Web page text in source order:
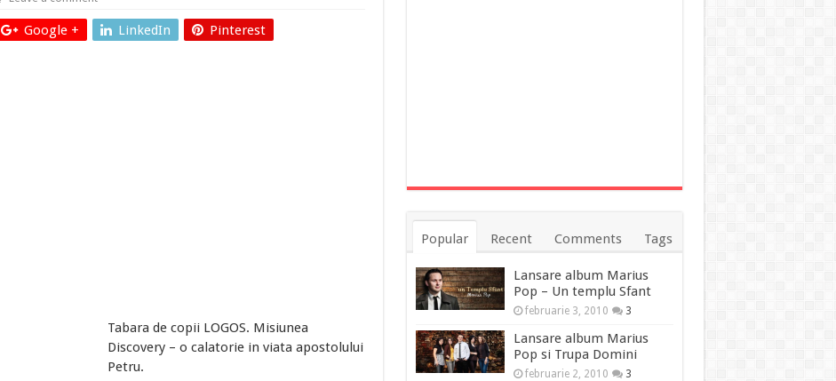
Google + LinkedIn Pinterest
Tabara de copii LOGOS. Misiunea
Discovery – o calatorie in viata apostolului
Petru.
Popular Recent Comments Tags
Lansare album Marius
Pop – Un templu Sfant
februarie 3, 2010 3
Lansare album Marius
Pop si Trupa Domini
februarie 2, 2010 3